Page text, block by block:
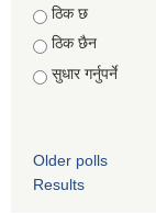
Choices
ठिक छ
ठिक छैन
सुधार गर्नुपर्ने
Older polls
Results